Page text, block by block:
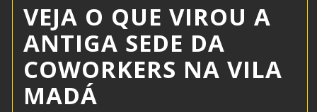
VEJA O QUE VIROU A
ANTIGA SEDE DA
COWORKERS NA VILA
MADÁ